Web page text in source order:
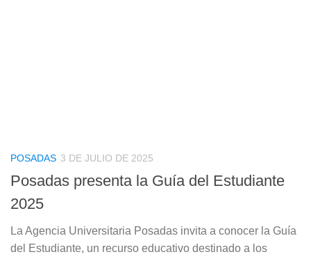
POSADAS 3 DE JULIO DE 2025
Posadas presenta la Guía del Estudiante
2025
La Agencia Universitaria Posadas invita a conocer la Guía
del Estudiante, un recurso educativo destinado a los